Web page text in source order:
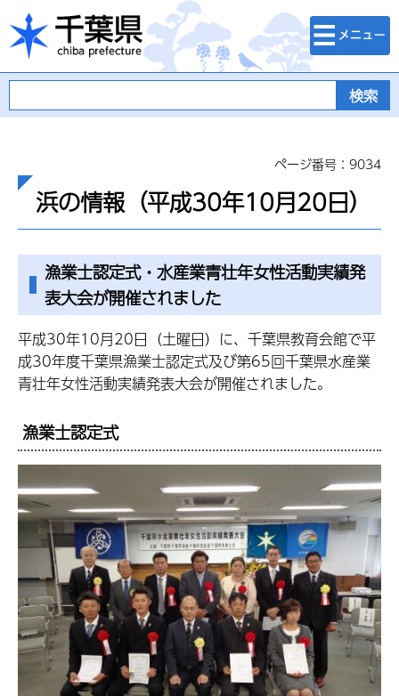
千葉県
検索・メニュ
ー
ページ番号：9034
浜の情報（平成30年10月20日）
漁業士認定式・水産業青壮年女性活動実績発
表大会が開催されました
平成30年10月20日（土曜日）に、千葉県教育会館で平
成30年度千葉県漁業士認定式及び第65回千葉県水産業
青壮年女性活動実績発表大会が開催されました。
漁業士認定式